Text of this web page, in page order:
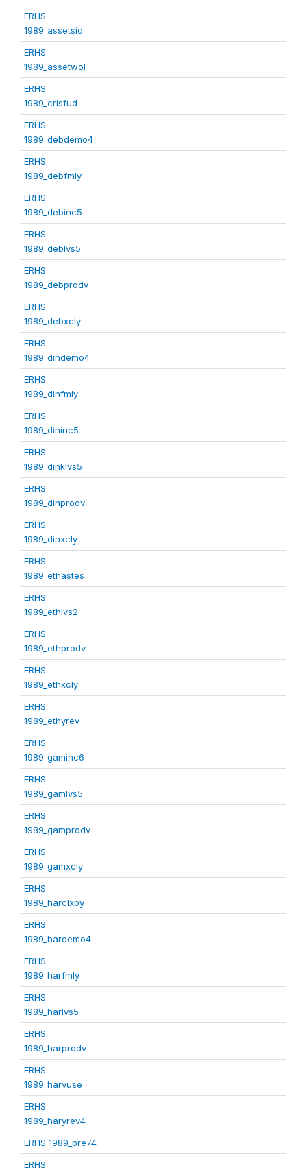
ERHS
1989_assetsid
ERHS
1989_assetwol
ERHS
1989_crisfud
ERHS
1989_debdemo4
ERHS
1989_debfmly
ERHS
1989_debinc5
ERHS
1989_deblvs5
ERHS
1989_debprodv
ERHS
1989_debxcly
ERHS
1989_dindemo4
ERHS
1989_dinfmly
ERHS
1989_dininc5
ERHS
1989_dinklvs5
ERHS
1989_dinprodv
ERHS
1989_dinxcly
ERHS
1989_ethastes
ERHS
1989_ethlvs2
ERHS
1989_ethprodv
ERHS
1989_ethxcly
ERHS
1989_ethyrev
ERHS
1989_gaminc6
ERHS
1989_gamlvs5
ERHS
1989_gamprodv
ERHS
1989_gamxcly
ERHS
1989_harclxpy
ERHS
1989_hardemo4
ERHS
1989_harfmly
ERHS
1989_harlvs5
ERHS
1989_harprodv
ERHS
1989_harvuse
ERHS
1989_haryrev4
ERHS 1989_pre74
ERHS